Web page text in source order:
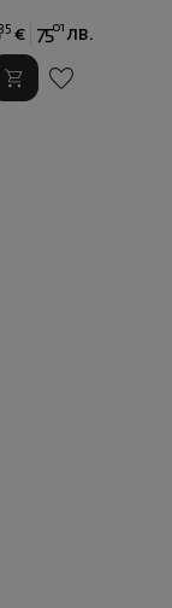
€ 7501 лв.